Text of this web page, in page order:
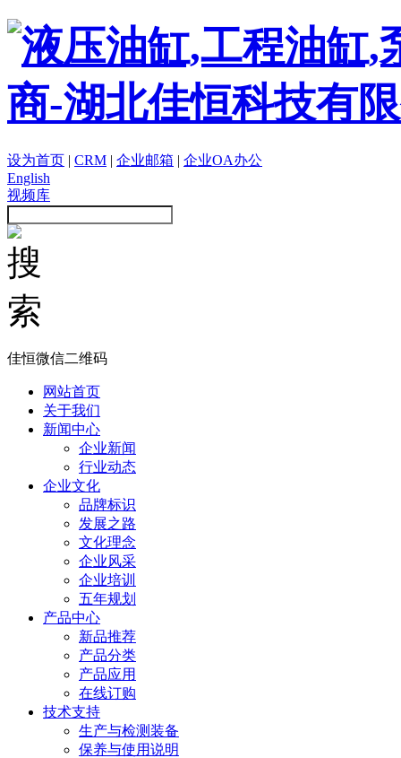
设为首页 | CRM | 企业邮箱 | 企业OA办公
English
视频库
佳恒微信二维码
网站首页
关于我们
新闻中心
企业新闻
行业动态
企业文化
品牌标识
发展之路
文化理念
企业风采
企业培训
五年规划
产品中心
新品推荐
产品分类
产品应用
在线订购
技术支持
生产与检测装备
保养与使用说明